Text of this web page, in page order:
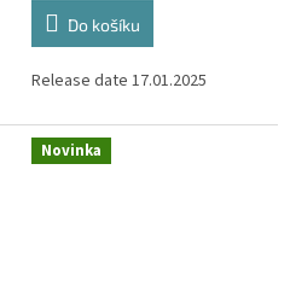
Do košíku
Release date 17.01.2025
Novinka